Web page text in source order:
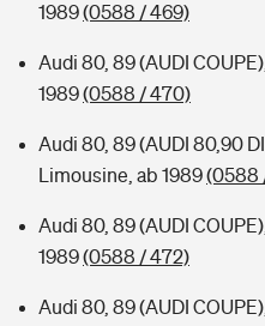
1989(0588 / 469)
Audi 80, 89 (AUDI
1989(0588 / 470)
Audi 80, 89 (AUDI 80,90
Limousine, ab 1989(0588
Audi 80, 89 (AUDI
1989(0588 / 472)
Audi 80, 89 (AUDI